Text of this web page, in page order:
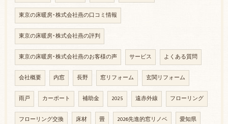
東京の床暖房･株式会社燕の口コミ情報
東京の床暖房･株式会社燕の評判
東京の床暖房･株式会社燕のお客様の声 サービス よくある質問
会社概要 内窓 長野 窓リフォーム 玄関リフォーム
雨戸 カーポート 補助金 2025 遠赤外線 フローリング
フローリング交換 床材 畳 2026先進的窓リノベ 愛知県